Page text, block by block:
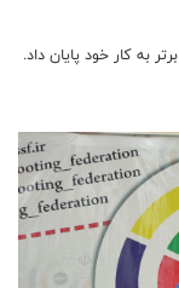
به کار خود پایان داد.